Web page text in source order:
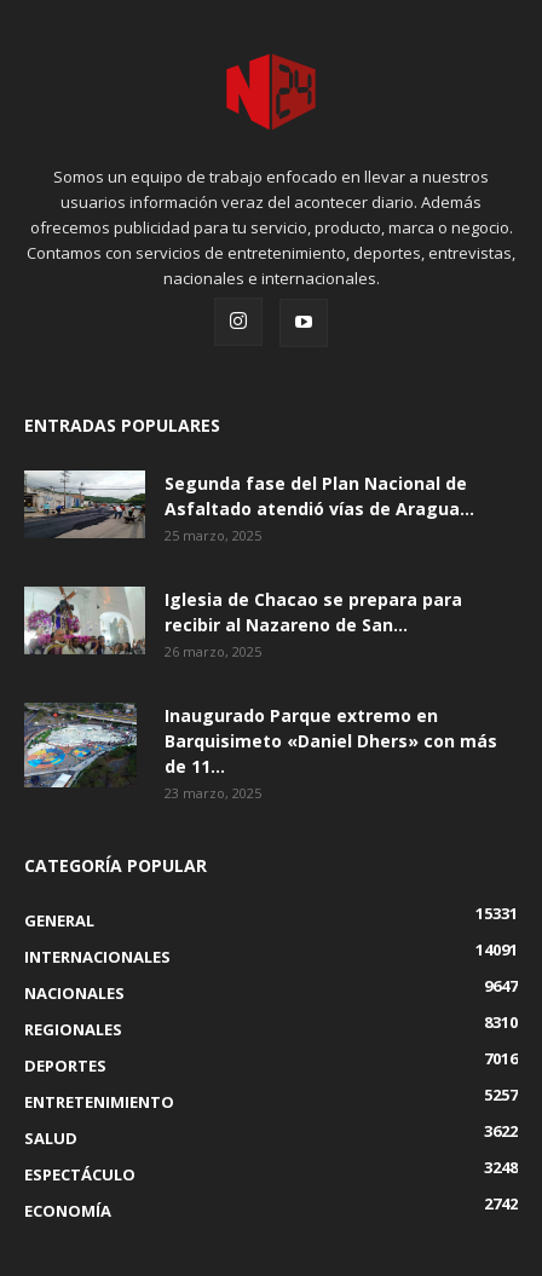
Somos un equipo de trabajo enfocado en llevar a nuestros
usuarios información veraz del acontecer diario. Además
ofrecemos publicidad para tu servicio, producto, marca o negocio.
Contamos con servicios de entretenimiento, deportes, entrevistas,
nacionales e internacionales.
ENTRADAS POPULARES
Segunda fase del Plan Nacional de
Asfaltado atendió vías de Aragua...
25 marzo, 2025
Iglesia de Chacao se prepara para
recibir al Nazareno de San...
26 marzo, 2025
Inaugurado Parque extremo en
Barquisimeto «Daniel Dhers» con más
de 11...
23 marzo, 2025
CATEGORÍA POPULAR
GENERAL
15331
INTERNACIONALES
14091
NACIONALES
9647
REGIONALES
8310
DEPORTES
7016
ENTRETENIMIENTO
5257
SALUD
3622
ESPECTÁCULO
3248
ECONOMÍA
2742